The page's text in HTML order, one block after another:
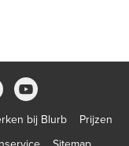
bij Blurb
Prijzen